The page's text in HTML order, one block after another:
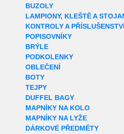
BUZOLY
LAMPIONY, KLEŠTĚ A
KONTROLY A PŘÍSLUŠENSTVÍ
POPISOVNÍKY
BRÝLE
PODKOLENKY
OBLEČENÍ
BOTY
TEJPY
DUFFEL BAGY
MAPNÍKY NA KOLO
MAPNÍKY NA LYŽE
DÁRKOVÉ PŘEDMĚTY